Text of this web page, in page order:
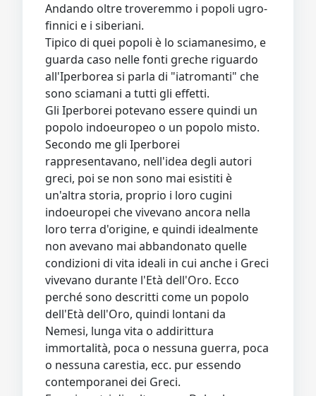
Andando oltre troveremmo i popoli ugro-
finnici e i siberiani.
Tipico di quei popoli è lo sciamanesimo, e
guarda caso nelle fonti greche riguardo
all'Iperborea si parla di "iatromanti" che
sono sciamani a tutti gli effetti.
Gli Iperborei potevano essere quindi un
popolo indoeuropeo o un popolo misto.
Secondo me gli Iperborei
rappresentavano, nell'idea degli autori
greci, poi se non sono mai esistiti è
un'altra storia, proprio i loro cugini
indoeuropei che vivevano ancora nella
loro terra d'origine, e quindi idealmente
non avevano mai abbandonato quelle
condizioni di vita ideali in cui anche i Greci
vivevano durante l'Età dell'Oro. Ecco
perché sono descritti come un popolo
dell'Età dell'Oro, quindi lontani da
Nemesi, lunga vita o addirittura
immortalità, poca o nessuna guerra, poca
o nessuna carestia, ecc. pur essendo
contemporanei dei Greci.